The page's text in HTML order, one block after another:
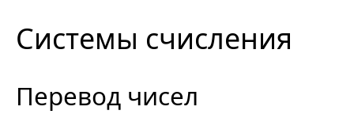
Системы счисления
Перевод чисел